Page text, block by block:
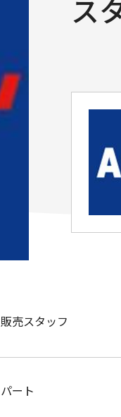
ス
販売スタッフ
パート